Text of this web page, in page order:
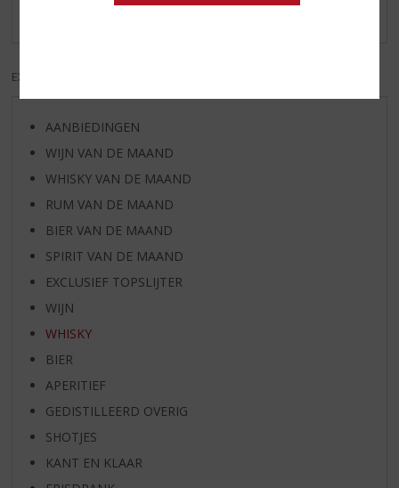
EXCL. BTW
AANBIEDINGEN
WIJN VAN DE MAAND
WHISKY VAN DE MAAND
RUM VAN DE MAAND
BIER VAN DE MAAND
SPIRIT VAN DE MAAND
EXCLUSIEF TOPSLIJTER
WIJN
WHISKY
BIER
APERITIEF
GEDISTILLEERD OVERIG
SHOTJES
KANT EN KLAAR